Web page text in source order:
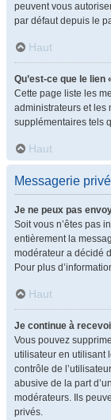
peuvent vous
par défaut depuis le
Haut
Qu’est-ce que le lien
Cette page liste les
administrateurs et les
supplémentaires tels
Haut
Messagerie
Je ne peux pas
Soit vous n’êtes pas
entièrement la
modérateur a décidé
Pour plus
Haut
Je continue à
Vous pouvez
utilisateur en utilisant
contrôle de
abusive de la part
modérateurs. Ils
privés.